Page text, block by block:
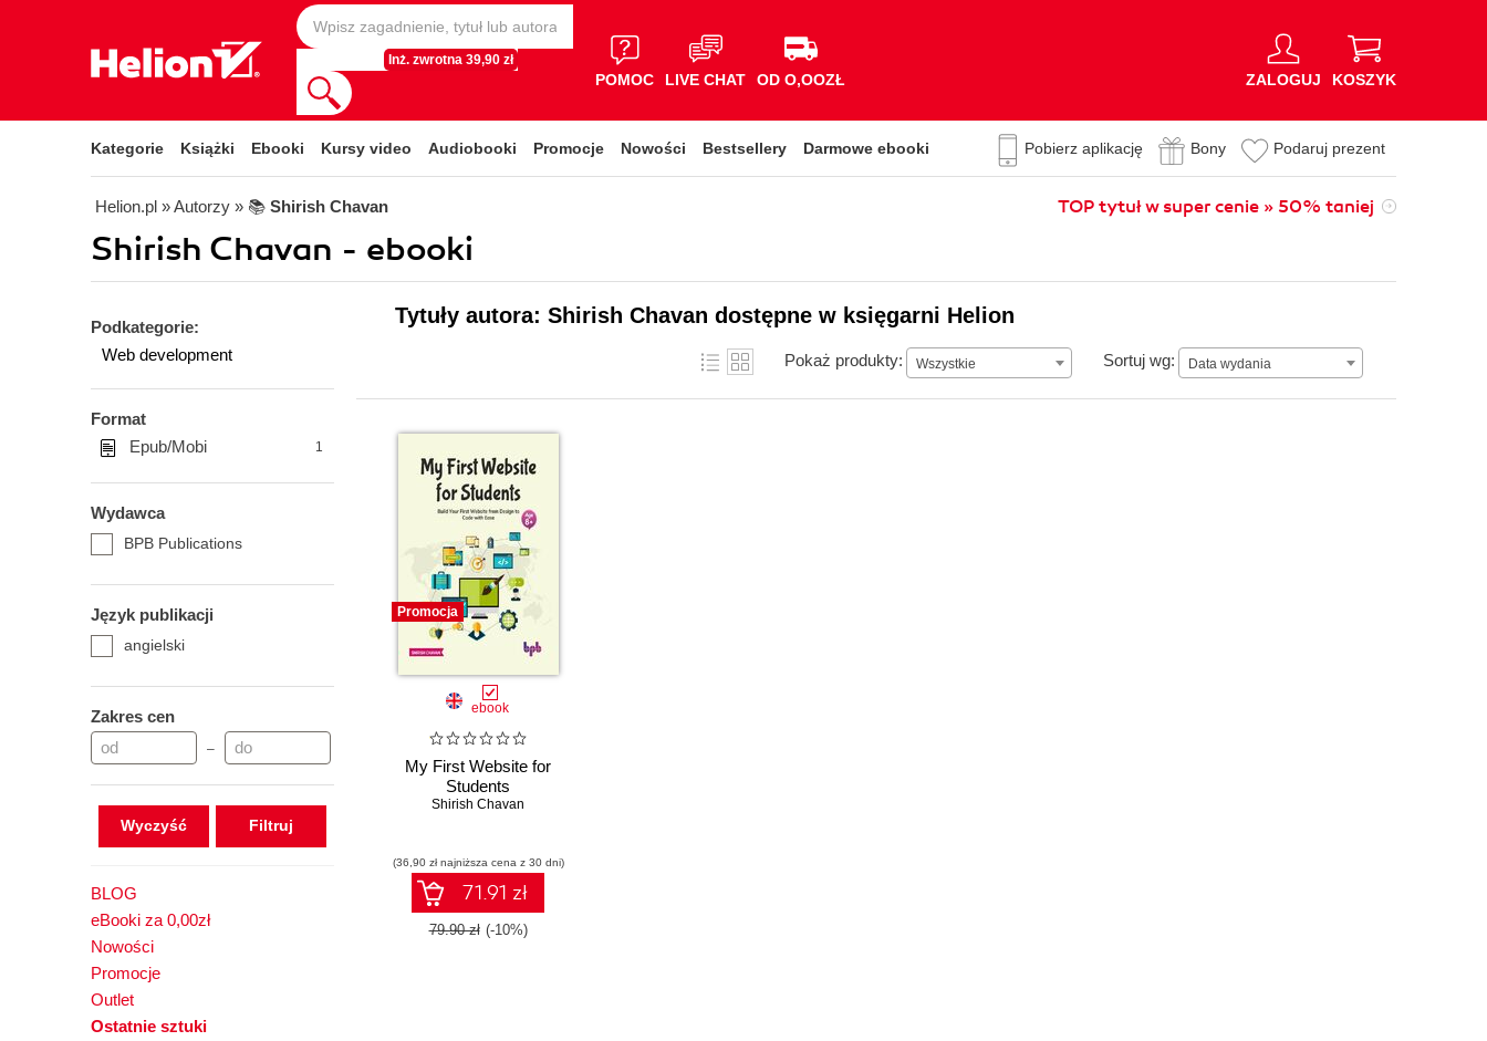
Inż. zwrotna 39,90 zł
POMOC LIVE CHAT OD O,OOZŁ ZALOGUJ KOSZYK
Kategorie Książki Ebooki Kursy video Audiobooki Promocje Nowości Bestsellery Darmowe ebooki Pobierz aplikację Bony Podaruj prezent
Helion.pl » Autorzy » 📚 Shirish Chavan TOP tytuł w super cenie » 50% taniej
Shirish Chavan - ebooki
Podkategorie:
Web development
Format
Epub/Mobi
1
Wydawca
BPB Publications
Język publikacji
angielski
Zakres cen
–
Wyczyść
BLOG
eBooki za 0,00zł
Nowości
Promocje
Outlet
Ostatnie sztuki
Tytuły autora: Shirish Chavan dostępne w księgarni Helion
Pokaż produkty: Wszystkie Sortuj wg: Data wydania
Data wydania
Promocja
ebook
My First Website for
Students
Shirish Chavan
(36,90 zł najniższa cena z 30 dni)
71.91 zł
79.90 zł (-10%)